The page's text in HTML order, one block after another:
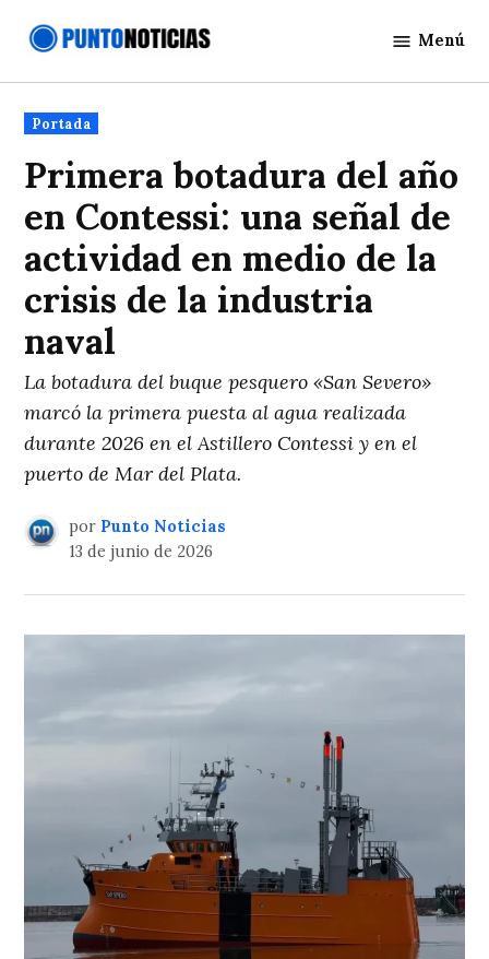
Noticias
Menú
Publicado
en
Portada
Primera botadura del año
en Contessi: una señal de
actividad en medio de la
crisis de la industria
naval
La botadura del buque pesquero «San Severo»
marcó la primera puesta al agua realizada
durante 2026 en el Astillero Contessi y en el
puerto de Mar del Plata.
por Punto Noticias
13 de junio de 2026